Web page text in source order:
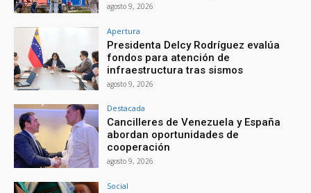
agosto 9, 2026
Apertura
Presidenta Delcy Rodríguez evalúa
fondos para atención de
infraestructura tras sismos
agosto 9, 2026
Destacada
Cancilleres de Venezuela y España
abordan oportunidades de
cooperación
agosto 9, 2026
Social